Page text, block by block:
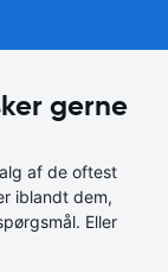
gerne
af de oftest
iblandt dem,
Eller